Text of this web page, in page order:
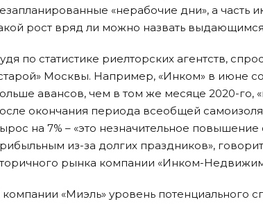
«нерабочие дни», а
рост вряд ли можно назвать
по статистике риелторских агентств,
Москвы. Например, «Инком» в июне
авансов, чем в том же месяце 2020-го,
окончания периода всеобщей
на 7% – «это незначительное повышение
из-за долгих праздников»,
рынка компании «Инком-
компании «Миэль» уровень потенциального